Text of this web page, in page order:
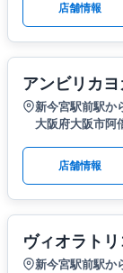
店舗情報
アンビリカ
新今宮駅前駅か
大阪府大阪市阿
店舗情報
ヴィオラト
新今宮駅前駅か